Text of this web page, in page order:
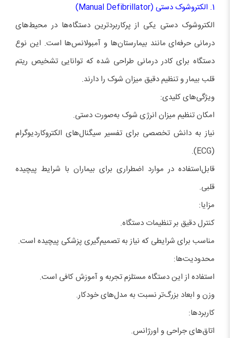
1. الکتروشوک دستی (Manual Defibrillator)
الکتروشوک دستی یکی از پرکاربردترین دستگاه‌ها در محیط‌های
درمانی حرفه‌ای مانند بیمارستان‌ها و آمبولانس‌ها است. این نوع
دستگاه برای کادر درمانی طراحی شده که توانایی تشخیص ریتم
قلب بیمار و تنظیم دقیق میزان شوک را دارند.
ویژگی‌های کلیدی:
امکان تنظیم میزان انرژی شوک به‌صورت دستی.
نیاز به دانش تخصصی برای تفسیر سیگنال‌های الکتروکاردیوگرام
(ECG).
قابل‌استفاده در موارد اضطراری برای بیماران با شرایط پیچیده
قلبی.
مزایا:
کنترل دقیق بر تنظیمات دستگاه.
مناسب برای شرایطی که نیاز به تصمیم‌گیری پزشکی پیچیده است.
محدودیت‌ها:
استفاده از این دستگاه مستلزم تجربه و آموزش کافی است.
وزن و ابعاد بزرگ‌تر نسبت به مدل‌های خودکار.
کاربردها:
اتاق‌های جراحی و اورژانس.